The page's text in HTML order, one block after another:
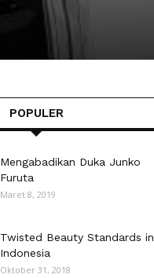
POPULER
Mengabadikan Duka Junko
Furuta
Maret 8, 2019
Twisted Beauty Standards in
Indonesia
Oktober 31, 2018